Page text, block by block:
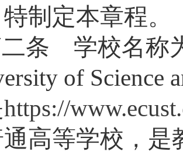
制定本章程。
条 学校名称
of Science
https://
高等学校，是